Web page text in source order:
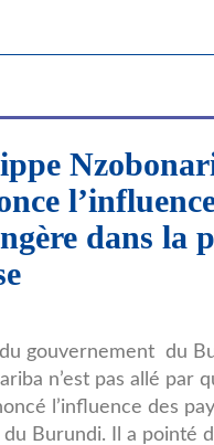
dans la
gouvernement du
n’est pas allé par
l’influence des
Burundi. Il a pointé